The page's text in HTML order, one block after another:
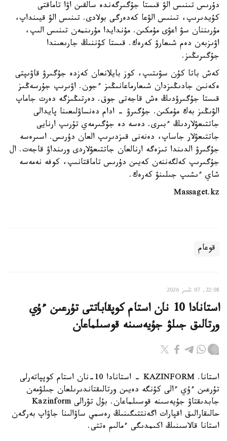
دۇرىس تىنىس الۋ قىستا جۇگىرگەندە سالقىن اۋا تاماقتى
كۇيدىرىپ، تىنىس الۋعا كەدەرگى بولادى. تىنىس الۋ قيىنداپ،
مۇرىننان سۋ اعۋى مۇمكىن. مۇندايدا مۇرىنمەن تىنىس الىپ،
اۋىزبەن دەم شىعارۋ كەرەك. قىستا كۇننىڭ جارىعىندا
جۇگىرىڭىز.
كەش باتا كۇن سۋىتىپ، كوز بايلانعان كەزدە جۇگىرۋ قاۋىپتى
ەكەنىن جادىڭىزدان شىعارماعانىڭىز ءجون. اۋىرىپ جۇرسەڭىز
قىستا جۇگىرۋدىڭ ەش قاجەتى جوق. دەرتىڭىزگە دەرت جاماپ
الۋىڭىز بەك مۇمكىن. جۇگىرۋ - ادام دەنساۋلىعىنا پايدالى
جاتتىعۋلاردىڭ ءبىرى. دەسە دە جۇگىرمەي تۇرىپ ارنايى
جاتتىعۋلار جاساپ، دەنەنى قىزدىرىپ العان دۇرىس. اسىرەسە
جۇگىرۋ الدىندا تىزەگە ارنالعان جاتتىعۋلاردى ورىنداۋ قاجەت. ال
جۇگىرىپ كەلگەننەن كەيىن دۇرىس تاماقتانىپ، كوفە نەمەسە
شاي ءىشىپ جىلىنۋ كەرەك.
Massaget.kz
قوعام
22:08, 07 تامىز 2026
استانادا 10 نان استام كوپقاباتتى تۇرعىن ءۇي
ورتالىق جىلۋ جۇيەسىنە قوسىلماعان
استانا. KAZINFORM - استانادا 10-نان استام كوپپاتەرلى
تۇرعىن ءۇي ءالى كۇنگە دەيىن ورتالىقتاندىرىلعان جىلۋمەن
جابدىقتاۋ جۇيەسىنە قوسىلماعان. بۇل تۋرالى Kazinform
حالىقارالىق اقپارات اگەنتتىگىنىڭ رەسمي ساۋالىنا جاۋاپ بەرگەن
استانا قالاسىنىڭ اكىمدىگى ءمالىم ەتتى.